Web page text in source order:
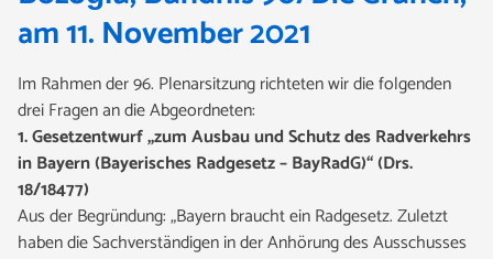
am 11. November 2021
Im Rahmen der 96. Plenarsitzung richteten wir die folgenden
drei Fragen an die Abgeordneten:
1. Gesetzentwurf „zum Ausbau und Schutz des Radverkehrs
in Bayern (Bayerisches Radgesetz – BayRadG)“ (Drs.
18/18477)
Aus der Begründung: „Bayern braucht ein Radgesetz. Zuletzt
haben die Sachverständigen in der Anhörung des Ausschusses